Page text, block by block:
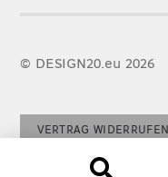
© DESIGN20.eu 2026
VERTRAG WIDERRUFEN